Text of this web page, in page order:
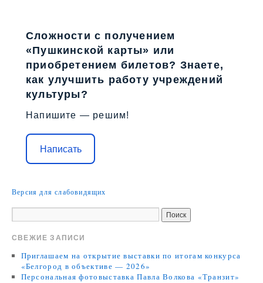
Сложности с получением
«Пушкинской карты» или
приобретением билетов? Знаете,
как улучшить работу учреждений
культуры?
Напишите — решим!
Написать
Версия для слабовидящих
СВЕЖИЕ ЗАПИСИ
Приглашаем на открытие выставки по итогам конкурса
«Белгород в объективе — 2026»
Персональная фотовыставка Павла Волкова «Транзит»